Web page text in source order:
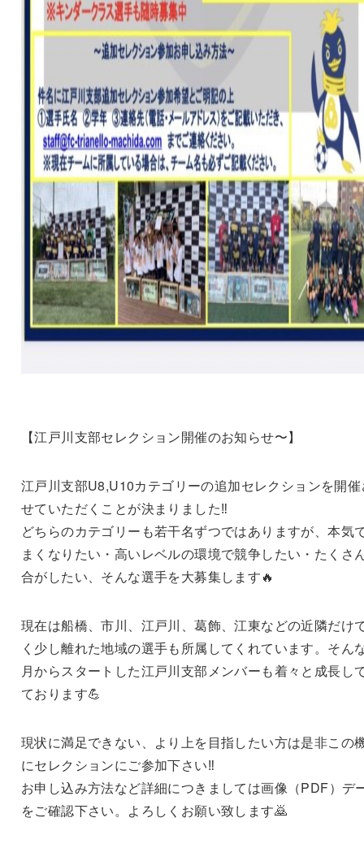
【江戸川支部セレクション開催のお知らせ〜】
江戸川支部U8,U10カテゴリーの追加セレクションを開
せていただくことが決まりました‼️
どちらのカテゴリーも若干名ずつではありますが、本気
まくなりたい・高いレベルの環境で競争したい・たくさ
合がしたい、そんな選手を大募集します🔥
現在は船橋、市川、江戸川、葛飾、江東などの近隣だけ
く少し離れた地域の選手も所属してくれています。そん
月からスタートした江戸川支部メンバーも着々と成長し
ております💪
現状に満足できない、より上を目指したい方は是非この
にセレクションにご参加下さい‼️
お申し込み方法など詳細につきましては画像（PDF）デ
をご確認下さい。よろしくお願い致します🙇